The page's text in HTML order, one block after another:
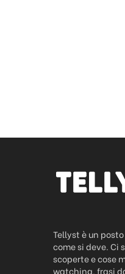
Tellyst è un
come si deve. Ci
scoperte e cose
watching, frasi